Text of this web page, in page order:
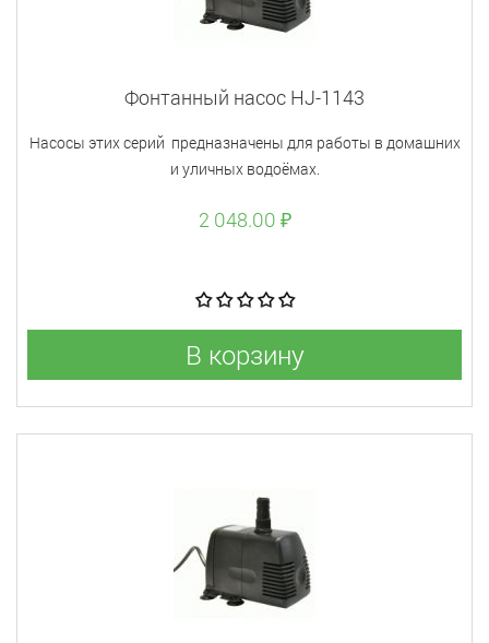
Фонтанный насос HJ-1143
Насосы этих серий предназначены для работы в домашних
и уличных водоёмах.
2 048.00 ₽
В корзину